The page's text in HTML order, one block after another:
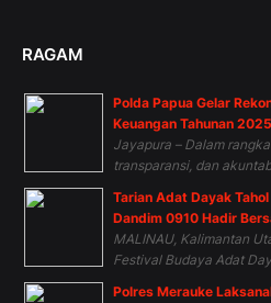
RAGAM
Polda Papua Gelar
Keuangan Tahunan 2025
Jayapura – Dalam
transparansi, dan
Tarian Adat Dayak
Dandim 0910 Hadir
MALINAU, Kalimantan
Festival Budaya Adat
Polres Merauke